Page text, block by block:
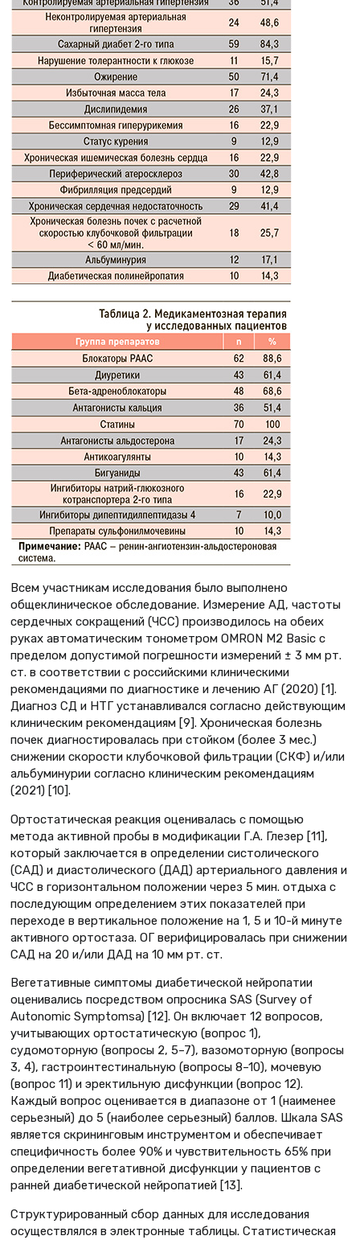
Всем участникам исследования было выполнено
общеклиническое обследование. Измерение АД, частоты
сердечных сокращений (ЧСС) производилось на обеих
руках автоматическим тонометром OMRON M2 Basic с
пределом допустимой погрешности измерений ± 3 мм рт.
ст. в соответствии с российскими клиническими
рекомендациями по диагностике и лечению АГ (2020) [1].
Диагноз СД и НТГ устанавливался согласно действующим
клиническим рекомендациям [9]. Хроническая болезнь
почек диагностировалась при стойком (более 3 мес.)
снижении скорости клубочковой фильтрации (СКФ) и/или
альбуминурии согласно клиническим рекомендациям
(2021) [10].
Ортостатическая реакция оценивалась с помощью
метода активной пробы в модификации Г.А. Глезер [11],
который заключается в определении систолического
(САД) и диастолического (ДАД) артериального давления и
ЧСС в горизонтальном положении через 5 мин. отдыха с
последующим определением этих показателей при
переходе в вертикальное положение на 1, 5 и 10-й минуте
активного ортостаза. ОГ верифицировалась при снижении
САД на 20 и/или ДАД на 10 мм рт. ст.
Вегетативные симптомы диабетической нейропатии
оценивались посредством опросника SAS (Survey of
Autonomic Symptomsa) [12]. Он включает 12 вопросов,
учитывающих ортостатическую (вопрос 1),
судомоторную (вопросы 2, 5–7), вазомоторную (вопросы
3, 4), гастроинтестинальную (вопросы 8–10), мочевую
(вопрос 11) и эректильную дисфункции (вопрос 12).
Каждый вопрос оценивается в диапазоне от 1 (наименее
серьезный) до 5 (наиболее серьезный) баллов. Шкала SAS
является скрининговым инструментом и обеспечивает
специфичность более 90% и чувствительность 65% при
определении вегетативной дисфункции у пациентов с
ранней диабетической нейропатией [13].
Структурированный сбор данных для исследования
осуществлялся в электронные таблицы. Статистическая